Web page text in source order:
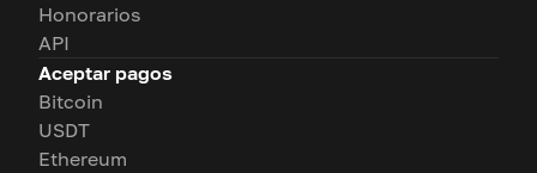
Honorarios
API
Aceptar pagos
Bitcoin
USDT
Ethereum